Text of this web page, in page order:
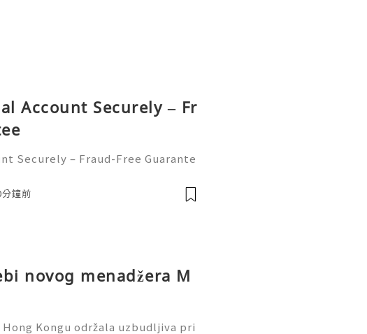
Account Securely – Fr
Securely – Fraud-Free Guarante
use it every day. But sometime
鐘前
novog menadžera M
Kongu održala uzbudljiva pri